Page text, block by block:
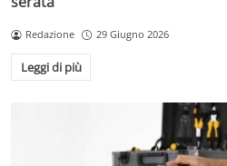
Redazione 29 Giugno 2026
Leggi di più